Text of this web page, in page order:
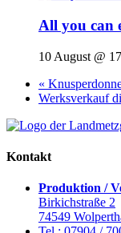
All you can
10 August @
«
Werksverkauf
Kontakt
Produktion /
Birkichstraße 2
74549